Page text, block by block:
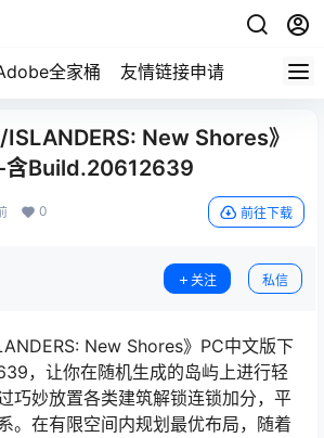
全家桶 友情链接申请
ISLANDERS: New Shores》
含Build.20612639
0 前往下载
关注 私信
New Shores》PC中文版下
，让你在随机生成的岛屿上进行轻
巧妙放置各类建筑解锁连锁加分，平
。在有限空间内规划最优布局，随着